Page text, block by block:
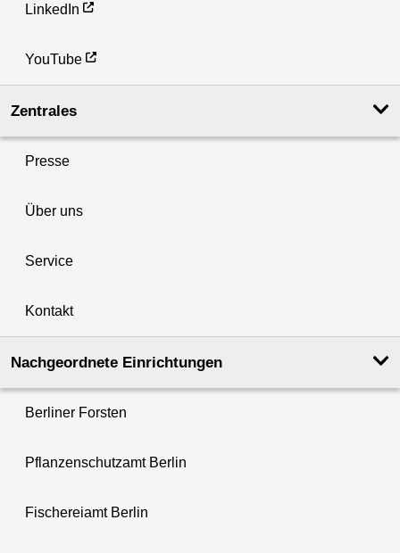
LinkedIn
YouTube
Zentrales
Presse
Über uns
Service
Kontakt
Nachgeordnete Einrichtungen
Berliner Forsten
Pflanzenschutzamt Berlin
Fischereiamt Berlin